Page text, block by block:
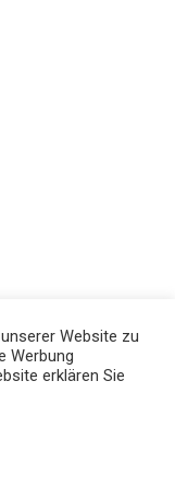
Website zu
Werbung
erklären Sie